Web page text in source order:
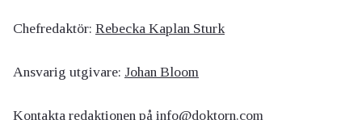
Chefredaktör: Rebecka Kaplan Sturk
Ansvarig utgivare: Johan Bloom
Kontakta redaktionen på info@doktorn.com